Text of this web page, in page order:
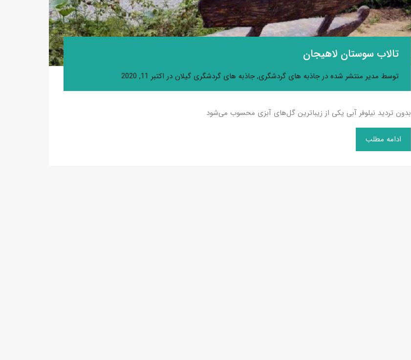
تالاب سوستان لاهیجان
توسط مدیر منتشر شده درجاذبه های گردشگری,جاذبه های گردشگری گیلان در اکتبر 11, 2020
بدون تردید نیلوفر آبی یکی از زیباترین گل‌های آبزی محسوب می‌شود
ادامه مطلب